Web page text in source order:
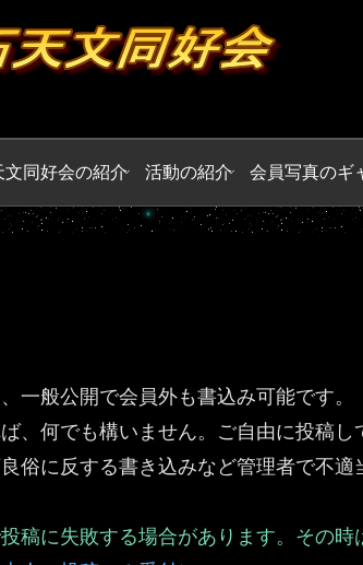
文同好会の紹介 活動の紹介 会員写真のギ
一般公開で会員外も書込み可能です。
、何でも構いません。ご自由に投稿し
俗に反する書き込みなど管理者で不
稿に失敗する場合があります。その時